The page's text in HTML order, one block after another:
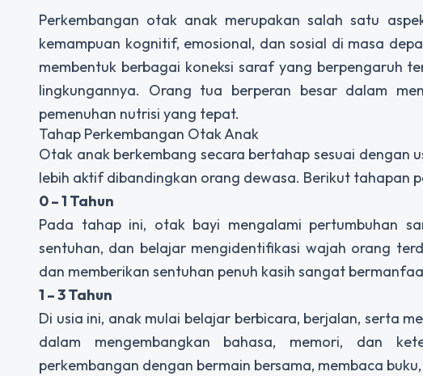
Perkembangan otak anak merupakan salah satu
kemampuan kognitif, emosional, dan sosial di masa
membentuk berbagai koneksi saraf yang berpengaruh
lingkungannya. Orang tua berperan besar dalam
pemenuhan nutrisi yang tepat.
Tahap Perkembangan Otak Anak
Otak anak berkembang secara bertahap sesuai dengan
lebih aktif dibandingkan orang dewasa. Berikut tahapan
0 – 1 Tahun
Pada tahap ini, otak bayi mengalami pertumbuhan
sentuhan, dan belajar mengidentifikasi wajah orang
dan memberikan sentuhan penuh kasih sangat
1 – 3 Tahun
Di usia ini, anak mulai belajar berbicara, berjalan, serta
dalam mengembangkan bahasa, memori, dan
perkembangan dengan bermain bersama, membaca